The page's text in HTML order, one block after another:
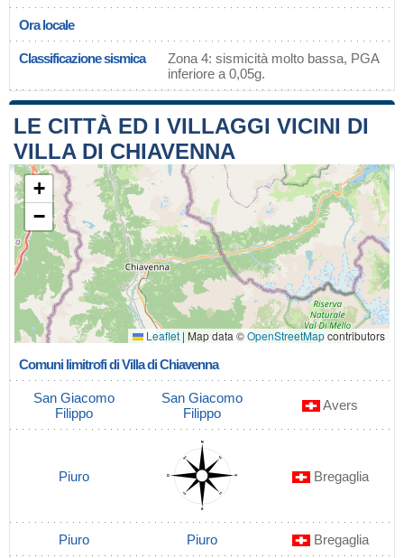
Ora locale
Classificazione sismica
Zona 4: sismicità molto bassa, PGA
inferiore a 0,05g.
LE CITTÀ ED I VILLAGGI VICINI DI
VILLA DI CHIAVENNA
+
−
Leaflet | Map data ©OpenStreetMapcontributors
Comuni limitrofi di Villa di Chiavenna
San Giacomo
Filippo
San Giacomo
Filippo
Avers
Piuro Bregaglia
Piuro Piuro Bregaglia